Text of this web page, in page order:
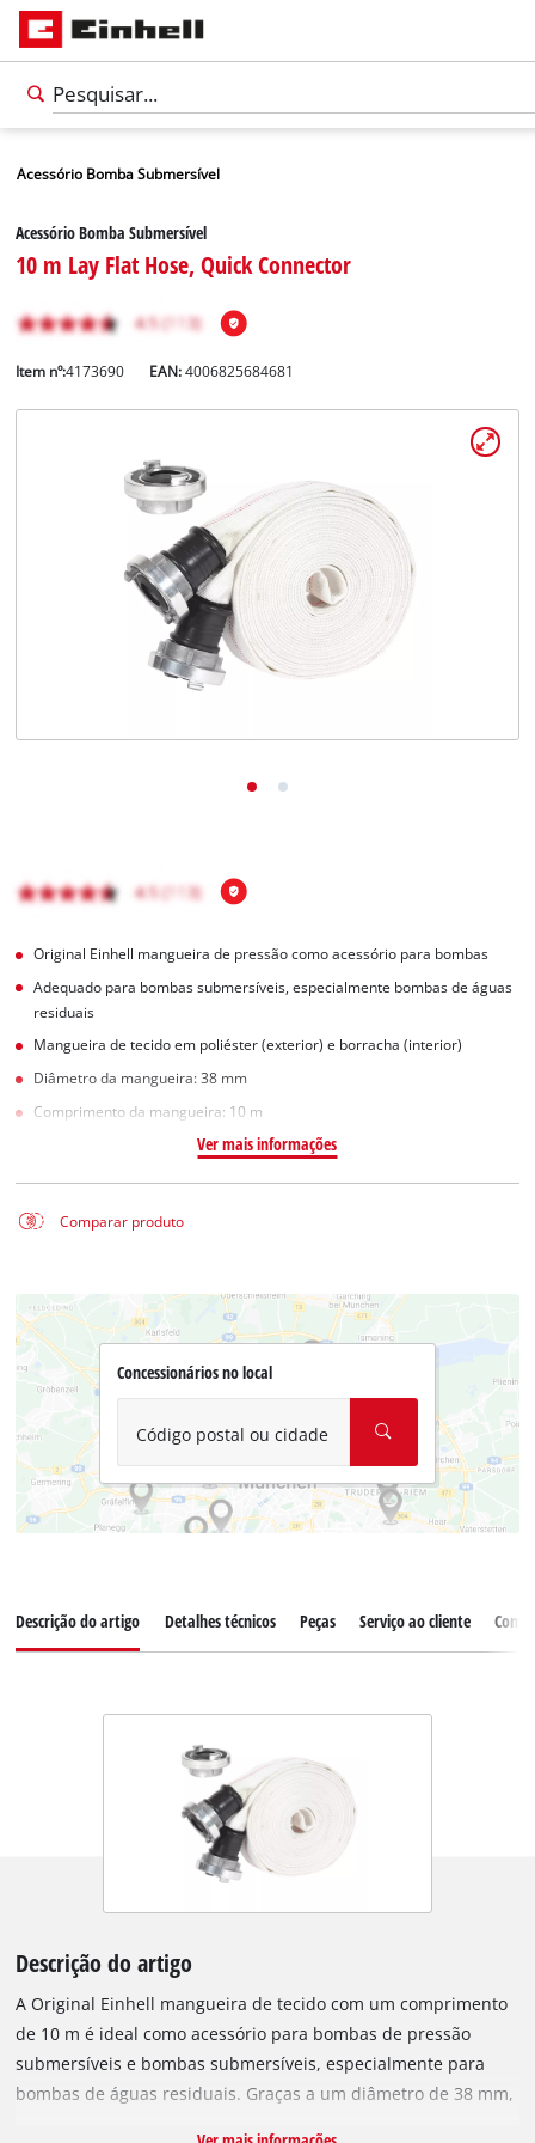
Português
Acessório Bomba Submersível
Acessório Bomba Submersível
10 m Lay Flat Hose, Quick Connector
Item nº:4173690 EAN:4006825684681
Original Einhell mangueira de pressão como acessório para bombas
Adequado para bombas submersíveis, especialmente bombas de águas
residuais
Mangueira de tecido em poliéster (exterior) e borracha (interior)
Diâmetro da mangueira: 38 mm
Comprimento da mangueira: 10 m
Ver mais informações
Comparar produto
Concessionários no local
Código postal ou cidade
Descrição do artigo Detalhes técnicos Peças Serviço ao cliente
Descrição do artigo
A Original Einhell mangueira de tecido com um comprimento
de 10 m é ideal como acessório para bombas de pressão
submersíveis e bombas submersíveis, especialmente para
bombas de águas residuais. Graças a um diâmetro de 38 mm,